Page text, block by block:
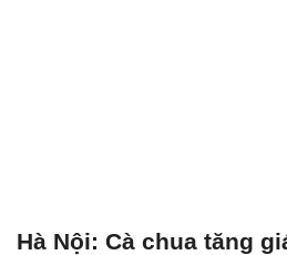
Hà Nội: Cà chua tăng